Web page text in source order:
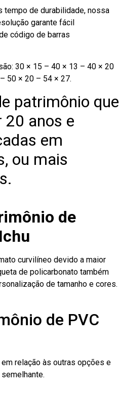
tempo de durabilidade, nossa
garante fácil
código de barras
30 × 15 – 40 × 13 – 40 × 20
50 × 20 – 54 × 27.
patrimônio que
20 anos e
em
ou mais
de
curvilíneo devido a maior
de policarbonato também
de tamanho e cores.
de PVC
relação às outras opções e